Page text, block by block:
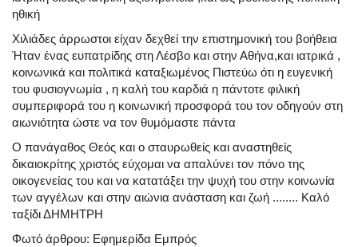
ηθική
Χιλιάδες άρρωστοι είχαν δεχθεί την επιστημονική του βοήθεια
Ήταν ένας ευπατρίδης στη Λέσβο και στην Αθήνα,και ιατρικά ,
κοινωνικά και πολιτικά καταξιωμένος Πιστεύω ότι η ευγενική
του φυσιογνωμία , η καλή του καρδιά η πάντοτε φιλική
συμπεριφορά του η κοινωνική προσφορά του τον οδηγούν στη
αιωνιότητα ώστε να τον θυμόμαστε πάντα
Ο πανάγαθος Θεός και ο σταυρωθείς και αναστηθείς
δικαιοκρίτης χριστός εύχομαι να απαλύνει τον πόνο της
οικογενείας του και να κατατάξει την ψυχή του στην κοινωνία
των αγγέλων και στην αιώνια ανάσταση και ζωή ........ Καλό
ταξίδι ΔΗΜΗΤΡΗ
Φωτό άρθρου: Εφημερίδα Εμπρός